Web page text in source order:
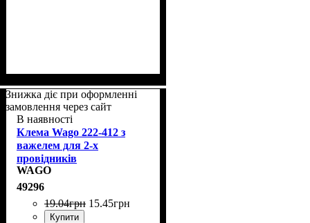
Знижка діє при оформленні
замовлення через сайт
В наявності
Клема Wago 222-412 з
важелем для 2-х
провідників
WAGO
49296
19.04грн 15.45грн
Купити